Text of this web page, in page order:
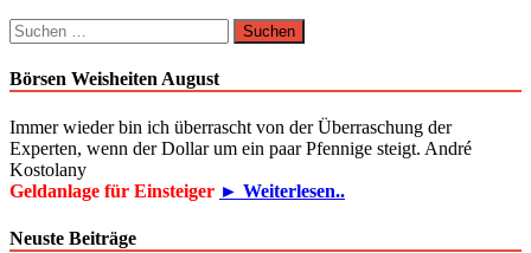
Suchen
nach:
Börsen Weisheiten August
Immer wieder bin ich überrascht von der Überraschung der
Experten, wenn der Dollar um ein paar Pfennige steigt. André
Kostolany
Geldanlage für Einsteiger ► Weiterlesen..
Neuste Beiträge